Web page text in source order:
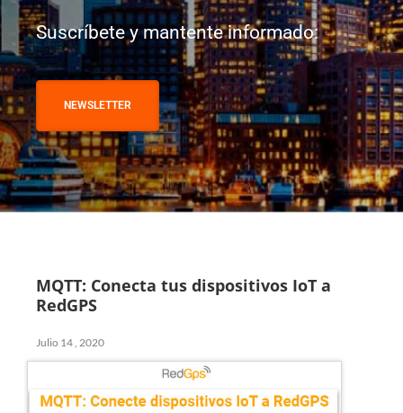
Suscríbete y mantente informado:
NEWSLETTER
MQTT: Conecta tus dispositivos IoT a
RedGPS
Julio 14 , 2020